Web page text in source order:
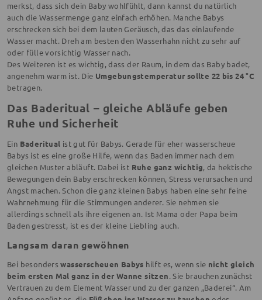
merkst, dass sich dein Baby wohlfühlt, dann kannst du natürlich
auch die Wassermenge ganz einfach erhöhen. Manche Babys
erschrecken sich bei dem lauten Geräusch, das das einlaufende
Wasser macht. Dreh am besten den Wasserhahn nicht zu sehr auf
oder fülle vorsichtig Wasser nach.
Des Weiteren ist es wichtig, dass der Raum, in dem das Baby badet,
angenehm warm ist. Die Umgebungstemperatur sollte 22 bis 24 °C
betragen.
Das Baderitual – gleiche Abläufe geben
Ruhe und Sicherheit
Ein Baderitual ist gut für Babys. Gerade für eher wasserscheue
Babys ist es eine große Hilfe, wenn das Baden immer nach dem
gleichen Muster abläuft. Dabei ist Ruhe ganz wichtig, da hektische
Bewegungen dein Baby erschrecken können, Stress verursachen und
Angst machen. Schon die ganz kleinen Babys haben eine sehr feine
Wahrnehmung für die Stimmungen anderer. Sie nehmen sie
allerdings schnell als ihre eigenen an. Ist Mama oder Papa beim
Baden gestresst, ist es der kleine Liebling auch.
Langsam daran gewöhnen
Bei besonderswasserscheuen Babys hilft es, wenn sie nicht gleich
beim ersten Mal ganz in der Wanne sitzen. Sie brauchen zunächst
Vertrauen zu dem Element Wasser und zu der ganzen „Baderei“. Am